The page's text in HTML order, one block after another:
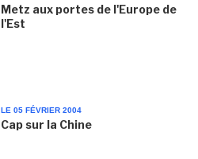
Metz aux portes de l'Europe de
l'Est
LE 05 FÉVRIER 2004
Cap sur la Chine